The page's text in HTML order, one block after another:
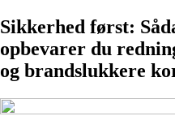
Sikkerhed først:
opbevarer du
og brandslukkere